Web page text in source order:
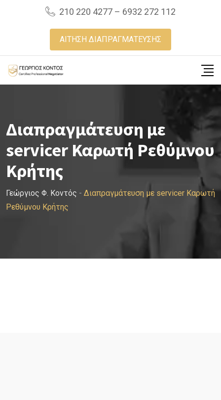
210 220 4277 – 6932 272 112
ΑΙΤΗΣΗ ΔΙΑΠΡΑΓΜΑΤΕΥΣΗΣ
Διαπραγμάτευση με
servicer Καρωτή Ρεθύμνου
Κρήτης
Γεώργιος Φ. Κοντός - Διαπραγμάτευση με servicer Καρωτή
Ρεθύμνου Κρήτης